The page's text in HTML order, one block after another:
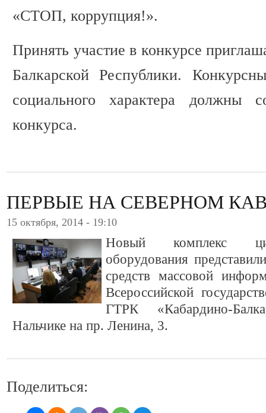
«СТОП, коррупция!».
Принять участие в конкурсе
Балкарской Республики.
социального характера должны
конкурса.
ПЕРВЫЕ НА СЕВЕРНОМ
15 октября, 2014 - 19:10
Новый комплекс
оборудования
средств массовой
Всероссийской
ГТРК «Кабардино-
Нальчике на пр. Ленина, 3.
Поделиться: